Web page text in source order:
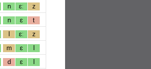
n
ɛː
z
n
ɛ
t
l
ɛː
z
m
ɛ
l
d
ɛ l